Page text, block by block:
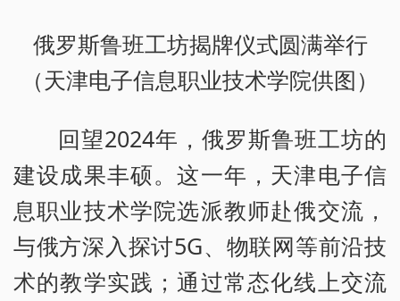
俄罗斯鲁班工坊揭牌仪式圆满举行
（天津电子信息职业技术学院供图）
回望2024年，俄罗斯鲁班工坊的
建设成果丰硕。这一年，天津电子信
息职业技术学院选派教师赴俄交流，
与俄方深入探讨5G、物联网等前沿技
术的教学实践；通过常态化线上交流